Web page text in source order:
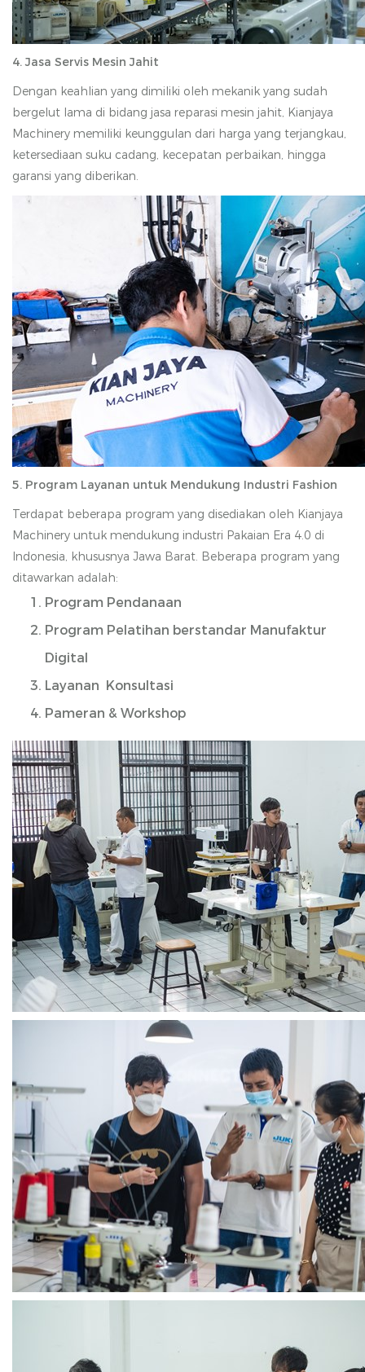
4. Jasa Servis Mesin Jahit
Dengan keahlian yang dimiliki oleh mekanik yang sudah
bergelut lama di bidang jasa reparasi mesin jahit, Kianjaya
Machinery memiliki keunggulan dari harga yang terjangkau,
ketersediaan suku cadang, kecepatan perbaikan, hingga
garansi yang diberikan.
5. Program Layanan untuk Mendukung Industri Fashion
Terdapat beberapa program yang disediakan oleh Kianjaya
Machinery untuk mendukung industri Pakaian Era 4.0 di
Indonesia, khususnya Jawa Barat. Beberapa program yang
ditawarkan adalah:
Program Pendanaan
Program Pelatihan berstandar Manufaktur
Digital
Layanan Konsultasi
Pameran & Workshop